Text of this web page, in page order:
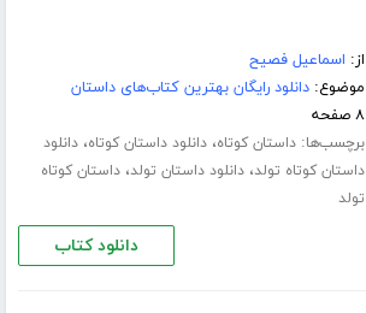
از: اسماعیل فصیح
موضوع:دانلود رایگان بهترین کتاب‌های داستان
۸ صفحه
برچسب‌ها:داستان کوتاه،دانلود داستان کوتاه،دانلود
داستان کوتاه تولد،دانلود داستان تولد،داستان کوتاه
تولد
دانلود کتاب